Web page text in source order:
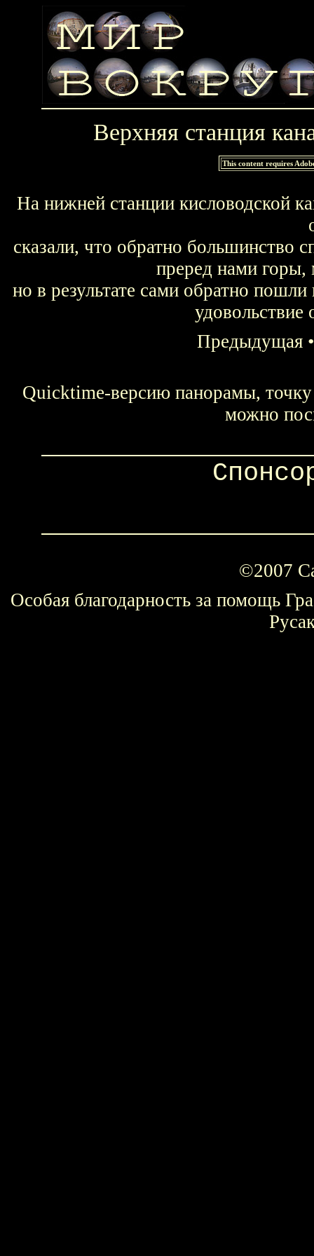
Верхняя станция
This content requires
На нижней станции кисловодской
сказали, что обратно большинство
преред нами горы,
но в результате сами обратно
удовольствие
Предыдущая
Quicktime-версию панорамы,
можно
©2007
Особая благодарность за помощь